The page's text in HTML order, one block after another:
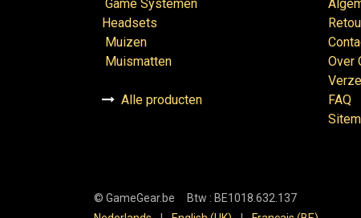
Game Systemen
Headsets
Muizen
Muismatten
Alle producten
Over
FAQ
© GameGear.be Btw : BE1018.632.137